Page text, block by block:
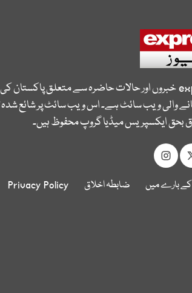
خبروں اور حالات حاضرہ سے متعلق پاکستان
والی ویب سائٹ ہے۔ اس ویب سائٹ پر شائع شدہ
بحق ایکسپریس میڈیا گروپ محفوظ ہیں۔
بارے میں ضابطہ اخلاق Privacy Policy